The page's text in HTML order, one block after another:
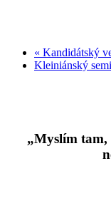
« Kandidátský
Kleiniánský
„Myslím tam,